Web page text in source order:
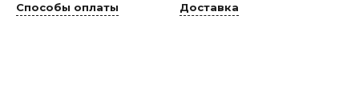
Способы оплаты Доставка